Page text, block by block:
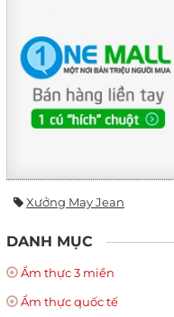
Xưởng May Jean
DANH MỤC
Ẩm thực 3 miền
Ẩm thực quốc tế